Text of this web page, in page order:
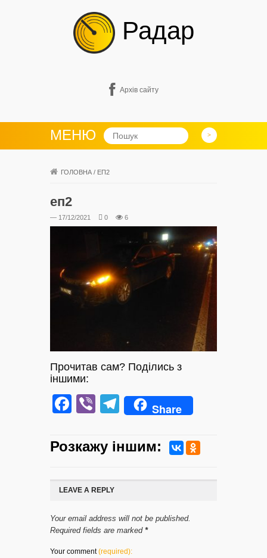
Радар
Архів сайту
МЕНЮ
ГОЛОВНА / ЕП2
еп2
— 17/12/2021 0 6
Прочитав сам? Поділись з
іншими:
Facebook
ViberTelegram
Share
Розкажу iншим:
LEAVE A REPLY
Your email address will not be published.
Required fields are marked *
Your comment(required):